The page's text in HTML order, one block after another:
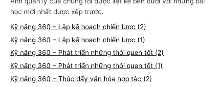
học mới nhất được xếp trước.
Kỹ năng 360 – Lập kế hoạch chiến lược (2)
Kỹ năng 360 – Lập kế hoạch chiến lược (1)
Kỹ năng 360 – Phát triển những thói quen tốt (2)
Kỹ năng 360 – Phát triển những thói quen tốt (1)
Kỹ năng 360 – Thúc đẩy văn hóa hợp tác (2)